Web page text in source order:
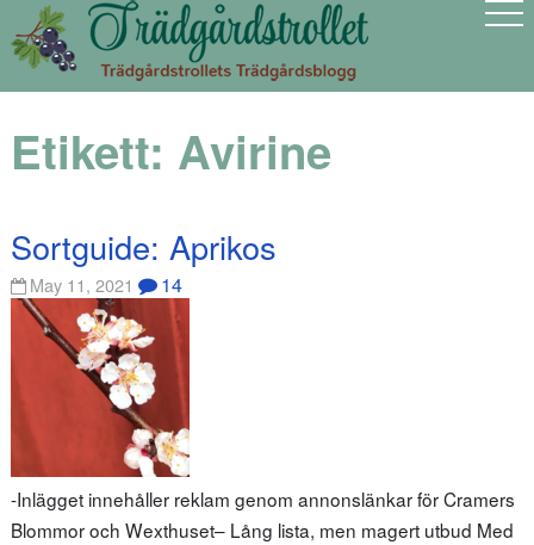
Etikett: Avirine
Sortguide: Aprikos
May 11, 2021 14
-Inlägget innehåller reklam genom annonslänkar för Cramers
Blommor och Wexthuset– Lång lista, men magert utbud Med